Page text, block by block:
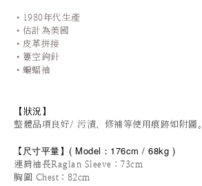
•1980年代生產
•估計為美國
•皮革拼接
•簍空鉤針
•蝙蝠袖
【狀況】
整體品項良好/ 污漬、修補等使用痕跡如附圖。
【 尺寸平量】 ( Model：176cm / 68kg )
連肩袖長Raglan Sleeve ：73cm
胸圍 Chest：82cm